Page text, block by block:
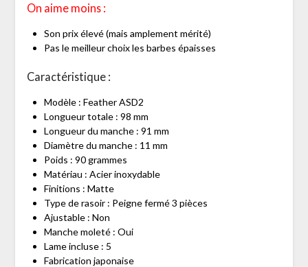
On aime moins :
Son prix élevé (mais amplement mérité)
Pas le meilleur choix les barbes épaisses
Caractéristique :
Modèle : Feather ASD2
Longueur totale : 98 mm
Longueur du manche : 91 mm
Diamètre du manche : 11 mm
Poids : 90 grammes
Matériau : Acier inoxydable
Finitions : Matte
Type de rasoir : Peigne fermé 3 pièces
Ajustable : Non
Manche moleté : Oui
Lame incluse : 5
Fabrication japonaise